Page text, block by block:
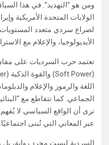
ومن هو “التهديد”. في هذا
الولايات المتحدة الأمريكية
لصراع سردي متعدد
الأيديولوجيا، والإعلام مع
تعتمد حرب السرديات على
اللغة والرموز والإعلام
الجماعي. كما تتقاطع مع
ترى أن الواقع السياسي لا
عبر المعاني التي تُبنى اجتماعيًا.
السردية ليست مجرد رواية، بل